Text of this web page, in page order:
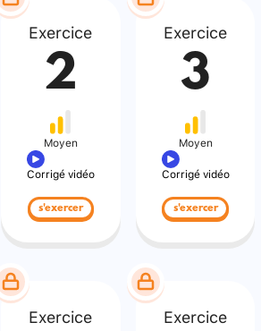
Exercice
2
Moyen
Corrigé vidéo
s'exercer
Exercice
3
Moyen
Corrigé vidéo
s'exercer
Exercice Exercice